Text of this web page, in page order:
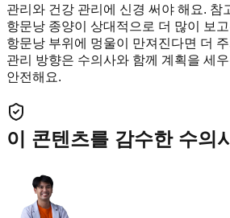
관리와 건강 관리에 신경 써야 해요. 참
항문낭 종양이 상대적으로 더 많이 보
항문낭 부위에 멍울이 만져진다면 더
관리 방향은 수의사와 함께 계획을 세
안전해요.
이 콘텐츠를 감수한 수의